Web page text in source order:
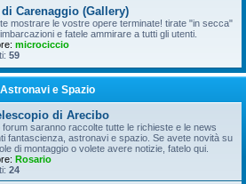
Carenaggio (Gallery)
mostrare le vostre opere terminate! tirate "in secca"
e fatele ammirare a tutti gli utenti.
microciccio
59
Astronavi e Spazio
di Arecibo
forum saranno raccolte tutte le richieste e le news
fantascienza, astronavi e spazio. Se avete novità su
di montaggio o volete avere notizie, fatelo qui.
Rosario
24